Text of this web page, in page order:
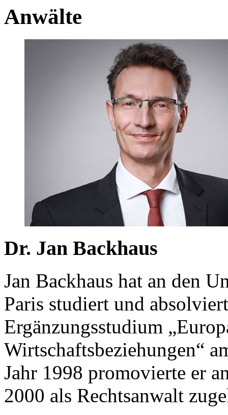
Anwälte
Dr. Jan Backhaus
Jan Backhaus hat an den
Paris studiert und
Ergänzungsstudium
Wirtschaftsbeziehungen“
Jahr 1998 promovierte er
2000 als Rechtsanwalt